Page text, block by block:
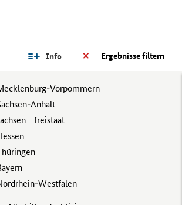
Ergebnisse filtern
Info
Vorpommern
Anhalt
Westfalen